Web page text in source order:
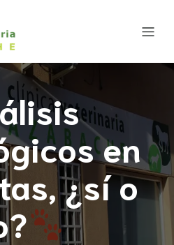
en
¿sí o